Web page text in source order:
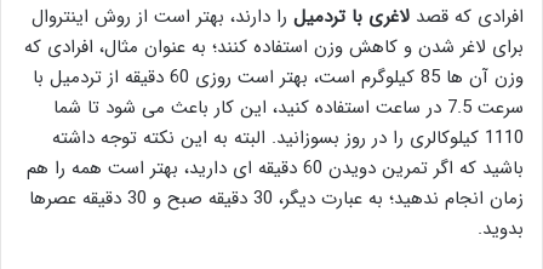
افرادی که قصد لاغری با تردمیل را دارند، بهتر است از روش اینتروال
برای لاغر شدن و کاهش وزن استفاده کنند؛ به عنوان مثال، افرادی که
وزن آن ها 85 کیلوگرم است، بهتر است روزی 60 دقیقه از تردمیل با
سرعت 7.5 در ساعت استفاده کنید، این کار باعث می شود تا شما
1110 کیلوکالری را در روز بسوزانید. البته به این نکته توجه داشته
باشید که اگر تمرین دویدن 60 دقیقه ای دارید، بهتر است همه را هم
زمان انجام ندهید؛ به عبارت دیگر، 30 دقیقه صبح و 30 دقیقه عصرها
بدوید.